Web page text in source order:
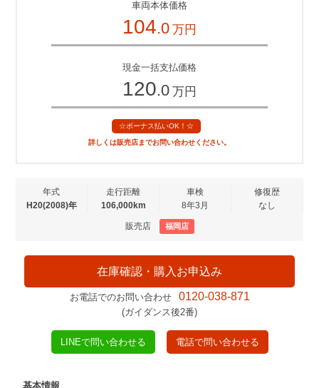
車両本体価格
104.0 万円
現金一括支払価格
120.0 万円
☆ボーナス払いOK！☆
詳しくは販売店までお問い合わせください。
年式
H20(2008)年
走行距離
106,000km
車検
8年3月
修復歴
なし
販売店 福岡店
在庫確認・購入お申込み
お電話でのお問い合わせ 0120-038-871
(ガイダンス後2番)
LINEで問い合わせる 電話で問い合わせる
基本情報